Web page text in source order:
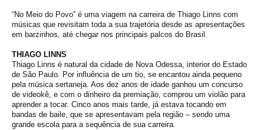
“No Meio do Povo” é uma viagem na carreira de Thiago Linns com
músicas que revisitam toda a sua trajetória desde as apresentações
em barzinhos, até chegar nos principais palcos do Brasil.
THIAGO LINNS
Thiago Linns é natural da cidade de Nova Odessa, interior do Estado
de São Paulo. Por influência de um tio, se encantou ainda pequeno
pela música sertaneja. Aos dez anos de idade ganhou um concurso
de videokê, e com o dinheiro da premiação, comprou um violão para
aprender a tocar. Cinco anos mais tarde, já estava tocando em
bandas de baile, que se apresentavam pela região – sendo uma
grande escola para a sequência de sua carreira.